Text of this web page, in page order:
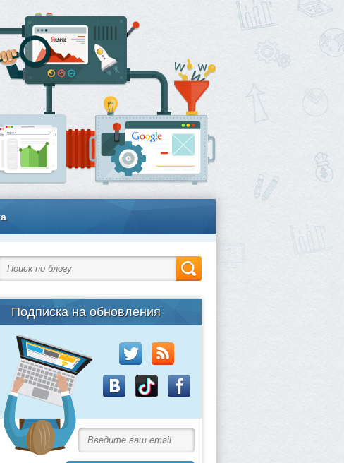
Подписка на обновления